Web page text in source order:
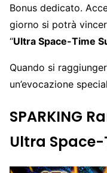
Bonus dedicato.
giorno si potrà
“Ultra Space-Time
Quando si
un’evocazione
SPARKING
Ultra Space-